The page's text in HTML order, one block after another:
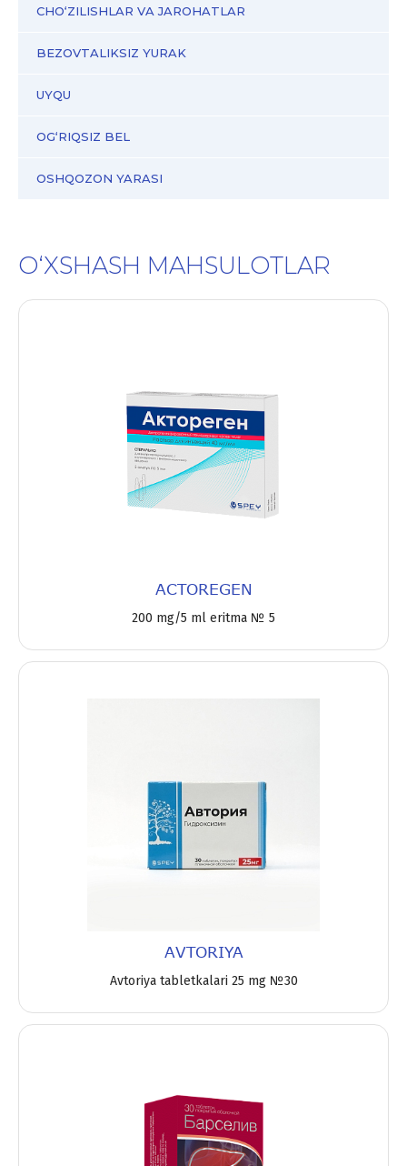
CHO‘ZILISHLAR VA JAROHATLAR
BEZOVTALIKSIZ YURAK
UYQU
OG‘RIQSIZ BEL
OSHQOZON YARASI
O‘XSHASH MAHSULOTLAR
ACTOREGEN
200 mg/5 ml eritma № 5
AVTORIYA
Avtoriya tabletkalari 25 mg №30